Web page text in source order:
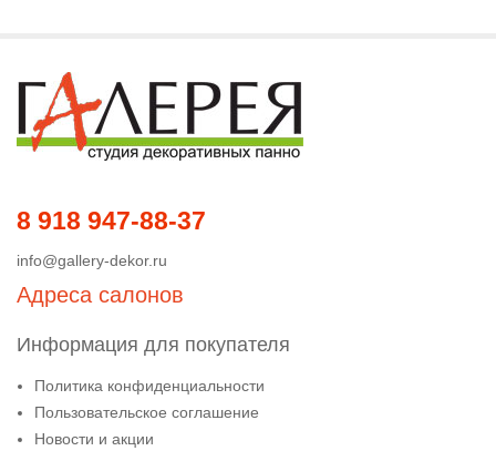
8 918 947-88-37
info@gallery-dekor.ru
Адреса салонов
Информация для покупателя
Политика конфиденциальности
Пользовательское соглашение
Новости и акции